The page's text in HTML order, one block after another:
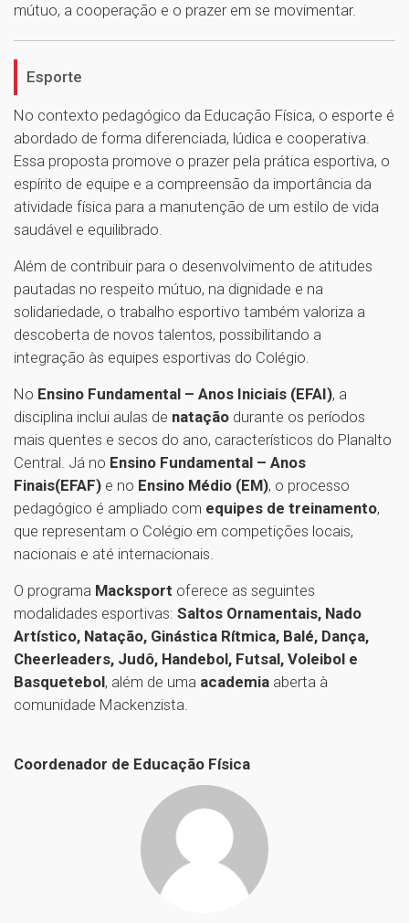
mútuo, a cooperação e o prazer em se movimentar.
Esporte
No contexto pedagógico da Educação Física, o esporte é
abordado de forma diferenciada, lúdica e cooperativa.
Essa proposta promove o prazer pela prática esportiva, o
espírito de equipe e a compreensão da importância da
atividade física para a manutenção de um estilo de vida
saudável e equilibrado.
Além de contribuir para o desenvolvimento de atitudes
pautadas no respeito mútuo, na dignidade e na
solidariedade, o trabalho esportivo também valoriza a
descoberta de novos talentos, possibilitando a
integração às equipes esportivas do Colégio.
No Ensino Fundamental – Anos Iniciais (EFAI), a
disciplina inclui aulas de natação durante os períodos
mais quentes e secos do ano, característicos do Planalto
Central. Já no Ensino Fundamental – Anos
Finais(EFAF) e no Ensino Médio (EM), o processo
pedagógico é ampliado com equipes de treinamento,
que representam o Colégio em competições locais,
nacionais e até internacionais.
O programa Macksport oferece as seguintes
modalidades esportivas: Saltos Ornamentais, Nado
Artístico, Natação, Ginástica Rítmica, Balé, Dança,
Cheerleaders, Judô, Handebol, Futsal, Voleibol e
Basquetebol, além de uma academia aberta à
comunidade Mackenzista.
Coordenador de Educação Física